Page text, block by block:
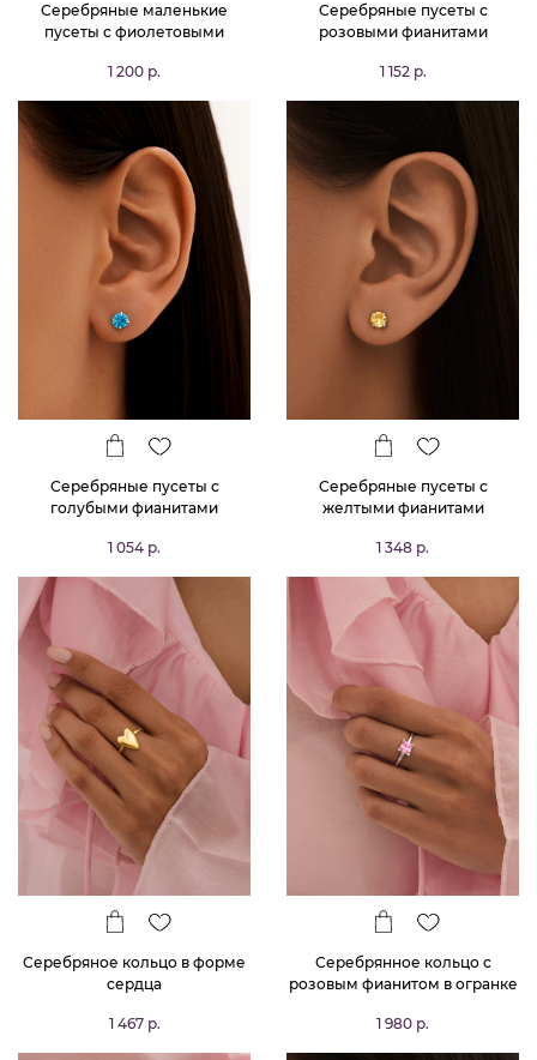
Серебряные маленькие
пусеты с фиолетовыми
1 200 р.
Серебряные пусеты с
розовыми фианитами
1 152 р.
Серебряные пусеты с
голубыми фианитами
1 054 р.
Серебряные пусеты с
желтыми фианитами
1 348 р.
Серебряное кольцо в форме
сердца
1 467 р.
Серебрянное кольцо с
розовым фианитом в огранке
1 980 р.